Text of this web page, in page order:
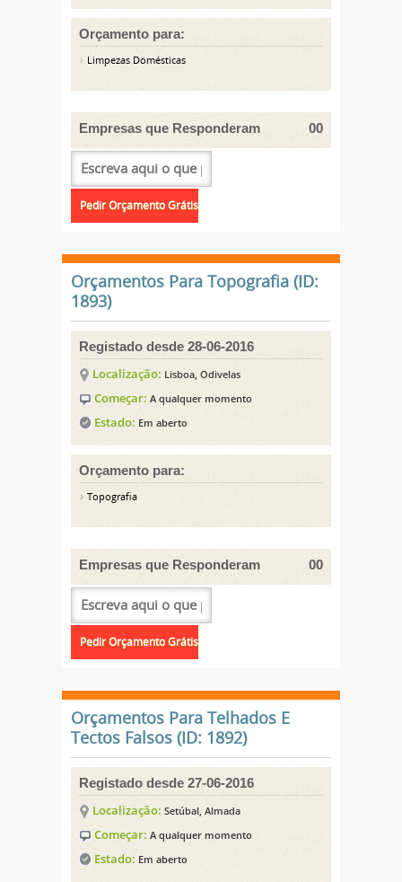
Orçamento para:
Limpezas Domésticas
Empresas que Responderam 00
Orçamentos Para Topografia (ID:
1893)
Registado desde 28-06-2016
Localização: Lisboa, Odivelas
Começar: A qualquer momento
Estado: Em aberto
Orçamento para:
Topografia
Empresas que Responderam 00
Orçamentos Para Telhados E
Tectos Falsos (ID: 1892)
Registado desde 27-06-2016
Localização: Setúbal, Almada
Começar: A qualquer momento
Estado: Em aberto